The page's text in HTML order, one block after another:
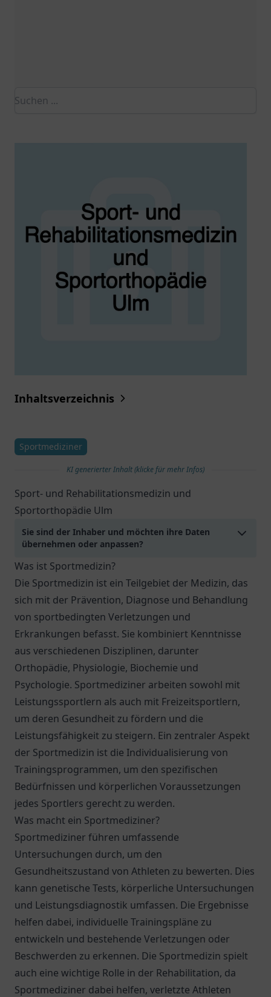
Inhaltsverzeichnis
Sportmediziner
KI generierter Inhalt (klicke für mehr Infos)
Sport- und Rehabilitationsmedizin und
Sportorthopädie Ulm
Sie sind der Inhaber und möchten ihre Daten
übernehmen oder anpassen?
Was ist Sportmedizin?
Die Sportmedizin ist ein Teilgebiet der Medizin, das
sich mit der Prävention, Diagnose und Behandlung
von sportbedingten Verletzungen und
Erkrankungen befasst. Sie kombiniert Kenntnisse
aus verschiedenen Disziplinen, darunter
Orthopädie, Physiologie, Biochemie und
Psychologie. Sportmediziner arbeiten sowohl mit
Leistungssportlern als auch mit Freizeitsportlern,
um deren Gesundheit zu fördern und die
Leistungsfähigkeit zu steigern. Ein zentraler Aspekt
der Sportmedizin ist die Individualisierung von
Trainingsprogrammen, um den spezifischen
Bedürfnissen und körperlichen Voraussetzungen
jedes Sportlers gerecht zu werden.
Was macht ein Sportmediziner?
Sportmediziner führen umfassende
Untersuchungen durch, um den
Gesundheitszustand von Athleten zu bewerten. Dies
kann genetische Tests, körperliche Untersuchungen
und Leistungsdiagnostik umfassen. Die Ergebnisse
helfen dabei, individuelle Trainingspläne zu
entwickeln und bestehende Verletzungen oder
Beschwerden zu erkennen. Die Sportmedizin spielt
auch eine wichtige Rolle in der Rehabilitation, da
Sportmediziner dabei helfen, verletzte Athleten